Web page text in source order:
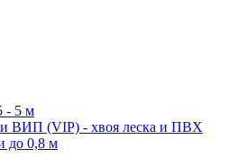
- 5 м
ВИП (VIP) - хвоя леска и ПВХ
до 0,8 м